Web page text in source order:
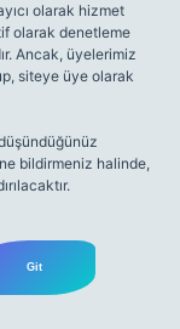
olarak hizmet
olarak denetleme
Ancak, üyelerimiz
siteye üye olarak
bildirmeniz halinde,